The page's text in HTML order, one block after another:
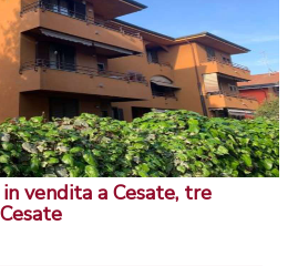
vendita a Cesate, tre